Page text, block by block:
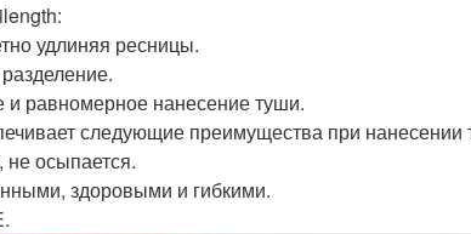
удлиняя ресницы.
и равномерное нанесение туши.
следующие преимущества при нанесении
не осыпается.
здоровыми и гибкими.